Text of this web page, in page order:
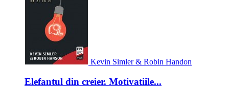
Kevin Simler & Robin Handon
Elefantul din creier. Motivatiile...